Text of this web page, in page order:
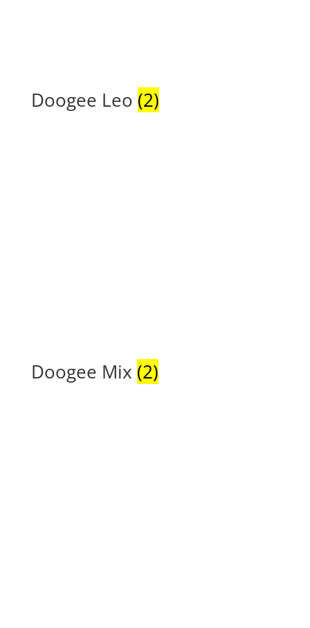
Doogee Leo (2)
Doogee Mix (2)